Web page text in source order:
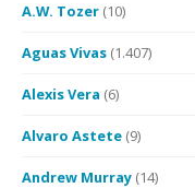
A.W. Tozer (10)
Aguas Vivas (1.407)
Alexis Vera (6)
Alvaro Astete (9)
Andrew Murray (14)